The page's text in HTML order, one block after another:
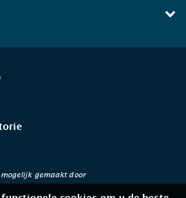
mogelijk gemaakt door